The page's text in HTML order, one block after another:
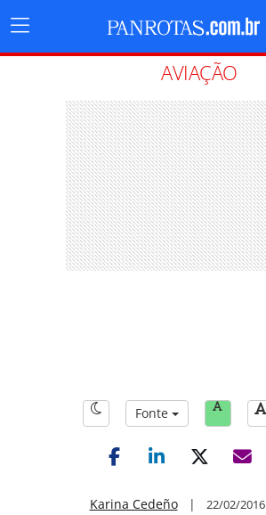
Menu
Principal
AVIAÇÃO
Fonte
Karina Cedeño| 22/02/2016